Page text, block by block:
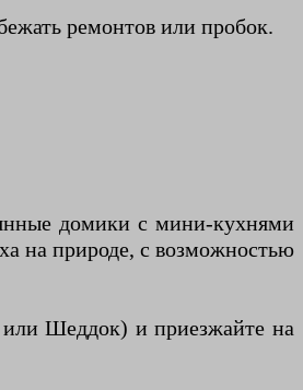
ремонтов или пробок.
домики с мини-кухнями
на природе, с возможностью
или Шеддок) и приезжайте на